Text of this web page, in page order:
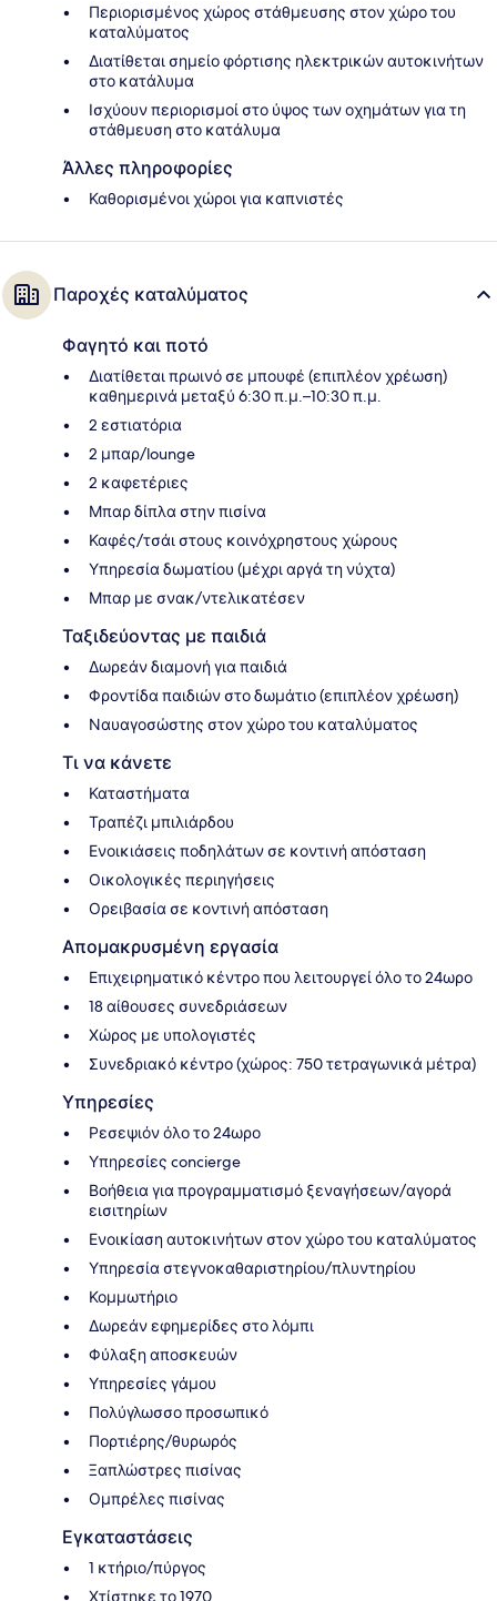
Περιορισμένος χώρος στάθμευσης στον χώρο του
καταλύματος
Διατίθεται σημείο φόρτισης ηλεκτρικών αυτοκινήτων
στο κατάλυμα
Ισχύουν περιορισμοί στο ύψος των οχημάτων για τη
στάθμευση στο κατάλυμα
Άλλες πληροφορίες
Καθορισμένοι χώροι για καπνιστές
Παροχές καταλύματος
Φαγητό και ποτό
Διατίθεται πρωινό σε μπουφέ (επιπλέον χρέωση)
καθημερινά μεταξύ 6:30 π.μ.–10:30 π.μ.
2 εστιατόρια
2 μπαρ/lounge
2 καφετέριες
Μπαρ δίπλα στην πισίνα
Καφές/τσάι στους κοινόχρηστους χώρους
Υπηρεσία δωματίου (μέχρι αργά τη νύχτα)
Μπαρ με σνακ/ντελικατέσεν
Ταξιδεύοντας με παιδιά
Δωρεάν διαμονή για παιδιά
Φροντίδα παιδιών στο δωμάτιο (επιπλέον χρέωση)
Ναυαγοσώστης στον χώρο του καταλύματος
Τι να κάνετε
Καταστήματα
Τραπέζι μπιλιάρδου
Ενοικιάσεις ποδηλάτων σε κοντινή απόσταση
Οικολογικές περιηγήσεις
Ορειβασία σε κοντινή απόσταση
Απομακρυσμένη εργασία
Επιχειρηματικό κέντρο που λειτουργεί όλο το 24ωρο
18 αίθουσες συνεδριάσεων
Χώρος με υπολογιστές
Συνεδριακό κέντρο (χώρος: 750 τετραγωνικά μέτρα)
Υπηρεσίες
Ρεσεψιόν όλο το 24ωρο
Υπηρεσίες concierge
Βοήθεια για προγραμματισμό ξεναγήσεων/αγορά
εισιτηρίων
Ενοικίαση αυτοκινήτων στον χώρο του καταλύματος
Υπηρεσία στεγνοκαθαριστηρίου/πλυντηρίου
Κομμωτήριο
Δωρεάν εφημερίδες στο λόμπι
Φύλαξη αποσκευών
Υπηρεσίες γάμου
Πολύγλωσσο προσωπικό
Πορτιέρης/θυρωρός
Ξαπλώστρες πισίνας
Ομπρέλες πισίνας
Εγκαταστάσεις
1 κτήριο/πύργος
Χτίστηκε το 1970